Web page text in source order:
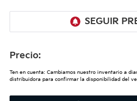
Precio:
Ten en cuenta: Cambiamos nuestro inventario a
distribuidora para confirmar la disponibilidad del